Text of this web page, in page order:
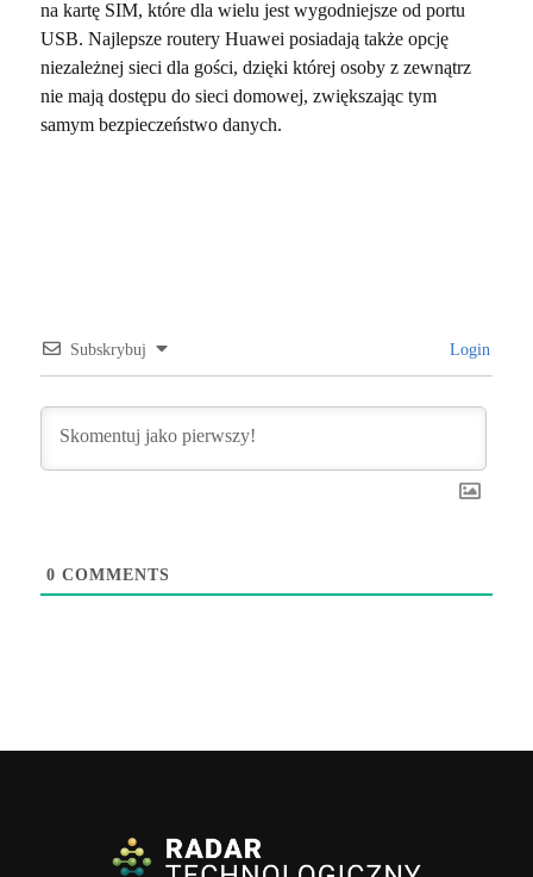
na kartę SIM, które dla wielu jest wygodniejsze od portu
USB. Najlepsze routery Huawei posiadają także opcję
niezależnej sieci dla gości, dzięki której osoby z zewnątrz
nie mają dostępu do sieci domowej, zwiększając tym
samym bezpieczeństwo danych.
Subskrybuj Login
0 COMMENTS